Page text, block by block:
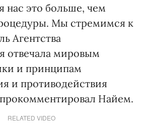
нас это больше, чем
Мы стремимся к
Агентства
отвечала мировым
и принципам
и противодействия
Найем.
RELATED VIDEO